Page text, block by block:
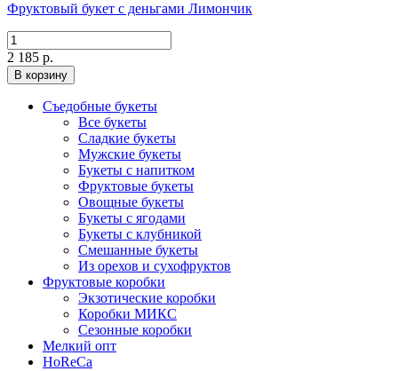
Фруктовый букет с деньгами Лимончик
2 185 р.
В корзину
Съедобные букеты
Все букеты
Сладкие букеты
Мужские букеты
Букеты с напитком
Фруктовые букеты
Овощные букеты
Букеты с ягодами
Букеты с клубникой
Смешанные букеты
Из орехов и сухофруктов
Фруктовые коробки
Экзотические коробки
Коробки МИКС
Сезонные коробки
Мелкий опт
HoReCa